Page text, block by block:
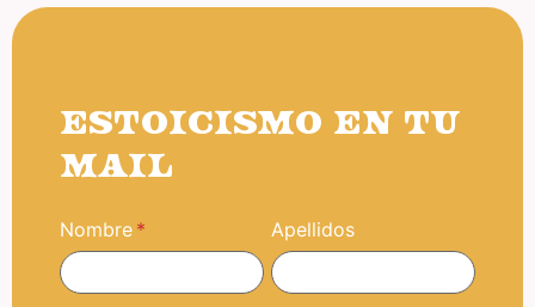
ESTOICISMO EN TU
MAIL
Nombre Apellidos